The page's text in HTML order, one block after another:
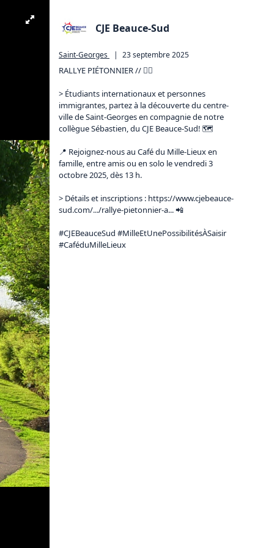
CJE Beauce-Sud
Saint-Georges | 23 septembre 2025
RALLYE PIÉTONNIER // 🚶‍♂️
> Étudiants internationaux et personnes
immigrantes, partez à la découverte du centre-
ville de Saint-Georges en compagnie de notre
collègue Sébastien, du CJE Beauce-Sud! 🗺
📍 Rejoignez-nous au Café du Mille-Lieux en
famille, entre amis ou en solo le vendredi 3
octobre 2025, dès 13 h.
> Détails et inscriptions : https://www.cjebeauce-
sud.com/.../rallye-pietonnier-a... 📲
#CJEBeauceSud #MilleEtUnePossibilitésÀSaisir
#CaféduMilleLieux